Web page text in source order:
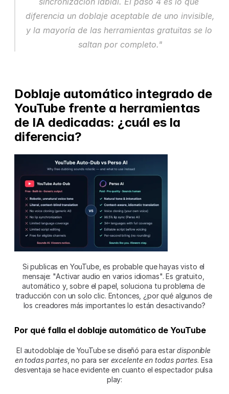
diferencia un doblaje aceptable de uno invisible,
y la mayoría de las herramientas gratuitas se lo
saltan por completo."
Doblaje automático integrado de
YouTube frente a herramientas
de IA dedicadas: ¿cuál es la
diferencia?
Si publicas en YouTube, es probable que hayas visto el
mensaje: "Activar audio en varios idiomas". Es gratuito,
automático y, sobre el papel, soluciona tu problema de
traducción con un solo clic. Entonces, ¿por qué algunos de
los creadores más importantes lo están desactivando?
Por qué falla el doblaje automático de YouTube
El autodoblaje de YouTube se diseñó para estar disponible
en todas partes, no para ser excelente en todas partes. Esa
desventaja se hace evidente en cuanto el espectador pulsa
play: